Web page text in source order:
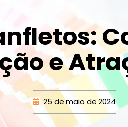
e
25 de maio de 2024